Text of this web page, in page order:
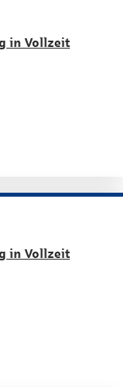
in Vollzeit
in Vollzeit